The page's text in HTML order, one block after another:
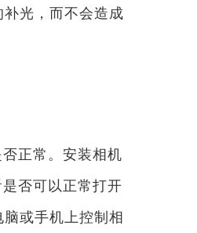
光，而不会造成
正常。安装相机
否可以正常打开
或手机上控制相